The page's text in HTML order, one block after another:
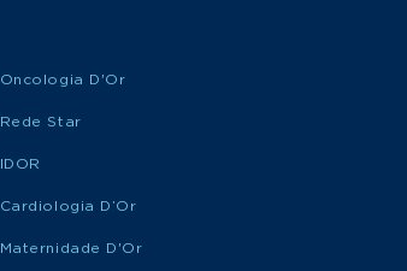
Oncologia D'Or
Rede Star
IDOR
Cardiologia D’Or
Maternidade D'Or